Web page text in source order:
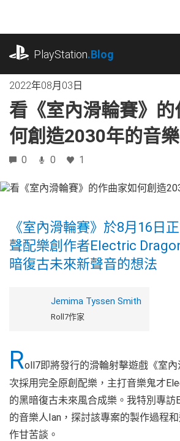
內
PlayStation.Blog
2022年08月03日
看《室內滑輪賽》的
何創造2030年的音樂
0 0 1
《室內滑輪賽》於8月16日
聲配樂創作者Electric
暗復古未來新聲音的想法
Jemima Tyssen Smith
Roll7作家
Roll7即將發行的滑輪射擊遊戲《室
次採用完全原創配樂，主打音樂鬼才
的黑暗復古未來風合成樂。我特別專訪
的音樂人Ian，探討該專案的製作過程
作甘苦談。